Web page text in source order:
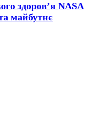
здоров’я NASA
майбутнє